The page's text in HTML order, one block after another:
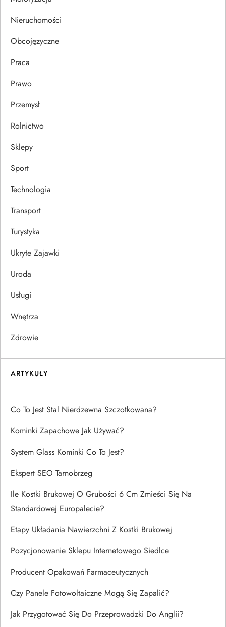
u
Nieruchomości
Obcojęzyczne
Praca
Prawo
Przemysł
Rolnictwo
Sklepy
Sport
Technologia
Transport
Turystyka
Ukryte Zajawki
Uroda
Usługi
Wnętrza
Zdrowie
ARTYKUŁY
Co To Jest Stal Nierdzewna Szczotkowana?
Kominki Zapachowe Jak Używać?
System Glass Kominki Co To Jest?
Ekspert SEO Tarnobrzeg
Ile Kostki Brukowej O Grubości 6 Cm Zmieści Się Na
Standardowej Europalecie?
Etapy Układania Nawierzchni Z Kostki Brukowej
Pozycjonowanie Sklepu Internetowego Siedlce
Producent Opakowań Farmaceutycznych
Czy Panele Fotowoltaiczne Mogą Się Zapalić?
Jak Przygotować Się Do Przeprowadzki Do Anglii?